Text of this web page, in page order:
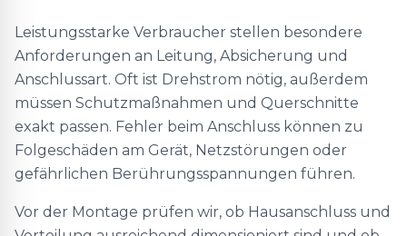
Leistungsstarke Verbraucher stellen besondere
Anforderungen an Leitung, Absicherung und
Anschlussart. Oft ist Drehstrom nötig, außerdem
müssen Schutzmaßnahmen und Querschnitte
exakt passen. Fehler beim Anschluss können zu
Folgeschäden am Gerät, Netzstörungen oder
gefährlichen Berührungsspannungen führen.
Vor der Montage prüfen wir, ob Hausanschluss und